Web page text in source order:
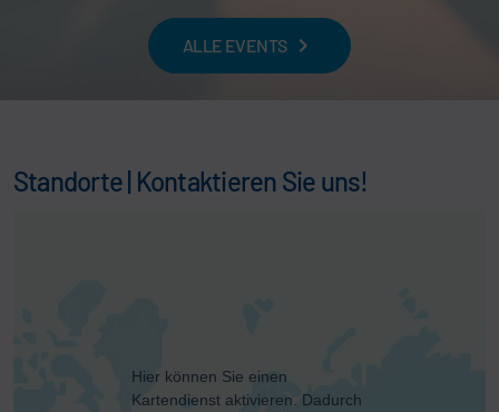
ALLE EVENTS
Standorte | Kontaktieren Sie uns!
Hier können Sie einen
Kartendienst aktivieren. Dadurch